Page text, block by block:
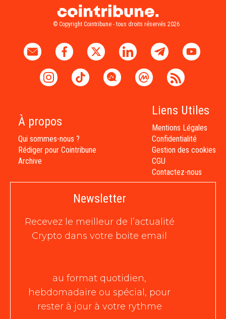
© Copyright Cointribune - tous droits réservés 2026
À propos
Qui sommes-nous ?
Rédiger pour Cointribune
Archive
Liens Utiles
Mentions Légales
Confidentialité
Gestion des cookies
CGU
Contactez-nous
Newsletter
Recevez le meilleur de l’actualité
Crypto dans votre boite email
au format quotidien,
hebdomadaire ou spécial, pour
rester à jour à votre rythme